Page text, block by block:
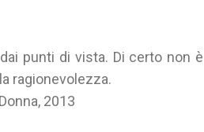
punti di vista. Di certo non è
ragionevolezza.
2013